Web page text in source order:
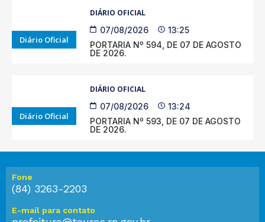
Diário Oficial
DIÁRIO OFICIAL
07/08/2026
13:25
PORTARIA Nº 594, DE 07 DE AGOSTO
DE 2026.
Diário Oficial
DIÁRIO OFICIAL
07/08/2026
13:24
PORTARIA Nº 593, DE 07 DE AGOSTO
DE 2026.
Fone
(84) 3263-2203
E-mail para contato